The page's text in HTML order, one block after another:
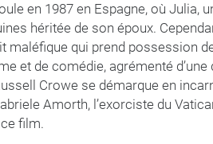
en 1987 en Espagne, où Julia,
héritée de son époux.
maléfique qui prend possession
et de comédie, agrémenté d’une
Crowe se démarque en
Amorth, l’exorciste du
film.